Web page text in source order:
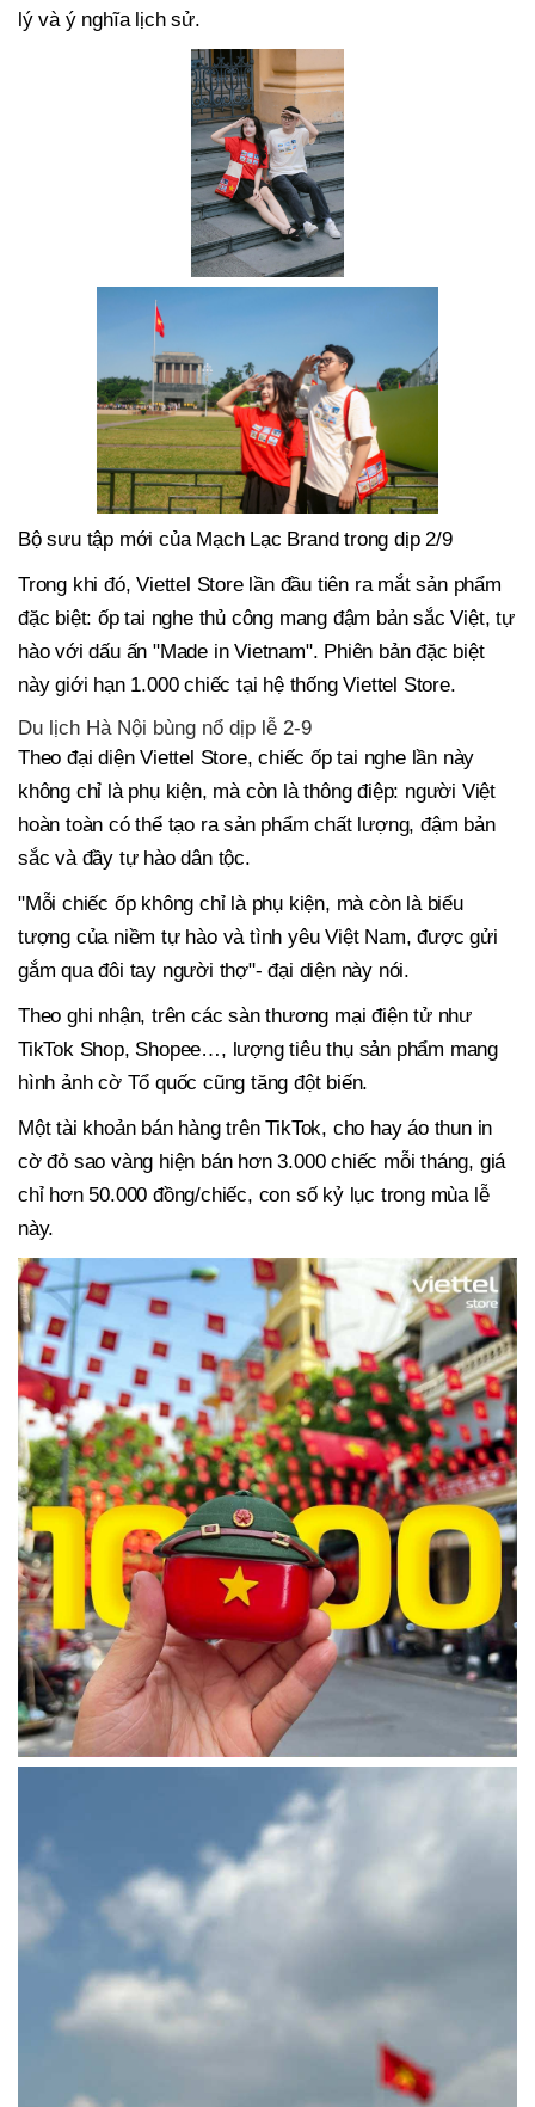
lý và ý nghĩa lịch sử.
Bộ sưu tập mới của Mạch Lạc Brand trong dịp 2/9
Trong khi đó, Viettel Store lần đầu tiên ra mắt sản phẩm
đặc biệt: ốp tai nghe thủ công mang đậm bản sắc Việt, tự
hào với dấu ấn "Made in Vietnam". Phiên bản đặc biệt
này giới hạn 1.000 chiếc tại hệ thống Viettel Store.
Du lịch Hà Nội bùng nổ dịp lễ 2-9
Theo đại diện Viettel Store, chiếc ốp tai nghe lần này
không chỉ là phụ kiện, mà còn là thông điệp: người Việt
hoàn toàn có thể tạo ra sản phẩm chất lượng, đậm bản
sắc và đầy tự hào dân tộc.
"Mỗi chiếc ốp không chỉ là phụ kiện, mà còn là biểu
tượng của niềm tự hào và tình yêu Việt Nam, được gửi
gắm qua đôi tay người thợ"- đại diện này nói.
Theo ghi nhận, trên các sàn thương mại điện tử như
TikTok Shop, Shopee…, lượng tiêu thụ sản phẩm mang
hình ảnh cờ Tổ quốc cũng tăng đột biến.
Một tài khoản bán hàng trên TikTok, cho hay áo thun in
cờ đỏ sao vàng hiện bán hơn 3.000 chiếc mỗi tháng, giá
chỉ hơn 50.000 đồng/chiếc, con số kỷ lục trong mùa lễ
này.